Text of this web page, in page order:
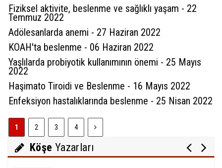
Fiziksel aktivite, beslenme ve sağlıklı yaşam - 22
Temmuz 2022
Adölesanlarda anemi - 27 Haziran 2022
KOAH'ta beslenme - 06 Haziran 2022
Yaşlılarda probiyotik kullanımının önemi - 25 Mayıs
2022
Haşimato Tiroidi ve Beslenme - 16 Mayıs 2022
Enfeksiyon hastalıklarında beslenme - 25 Nisan 2022
1 2 3 4
Köşe Yazarları
Sultan Akbulut
Mustafa Koçak
Modern çağın putları!